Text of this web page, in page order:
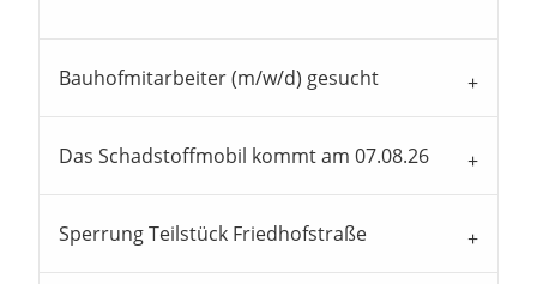
Bauhofmitarbeiter (m/w/d) gesucht
Das Schadstoffmobil kommt am 07.08.26
Sperrung Teilstück Friedhofstraße